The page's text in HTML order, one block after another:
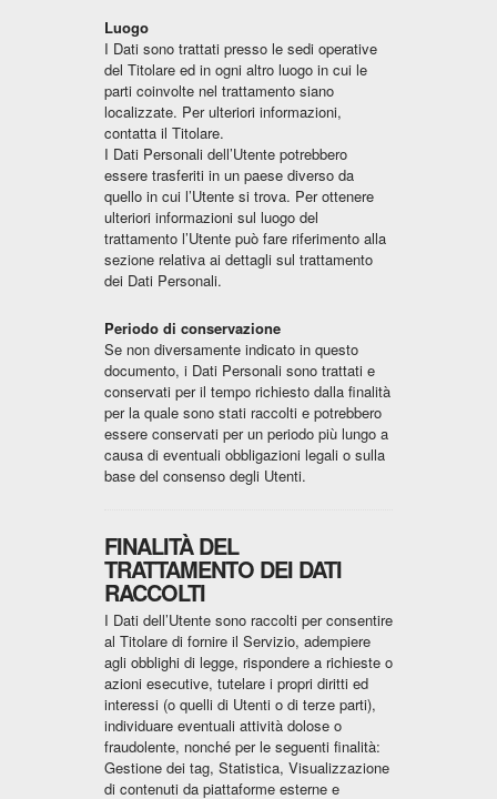
Luogo
I Dati sono trattati presso le sedi operative
del Titolare ed in ogni altro luogo in cui le
parti coinvolte nel trattamento siano
localizzate. Per ulteriori informazioni,
contatta il Titolare.
I Dati Personali dell’Utente potrebbero
essere trasferiti in un paese diverso da
quello in cui l’Utente si trova. Per ottenere
ulteriori informazioni sul luogo del
trattamento l’Utente può fare riferimento alla
sezione relativa ai dettagli sul trattamento
dei Dati Personali.
Periodo di conservazione
Se non diversamente indicato in questo
documento, i Dati Personali sono trattati e
conservati per il tempo richiesto dalla finalità
per la quale sono stati raccolti e potrebbero
essere conservati per un periodo più lungo a
causa di eventuali obbligazioni legali o sulla
base del consenso degli Utenti.
FINALITÀ DEL
TRATTAMENTO DEI DATI
RACCOLTI
I Dati dell’Utente sono raccolti per consentire
al Titolare di fornire il Servizio, adempiere
agli obblighi di legge, rispondere a richieste o
azioni esecutive, tutelare i propri diritti ed
interessi (o quelli di Utenti o di terze parti),
individuare eventuali attività dolose o
fraudolente, nonché per le seguenti finalità:
Gestione dei tag, Statistica, Visualizzazione
di contenuti da piattaforme esterne e